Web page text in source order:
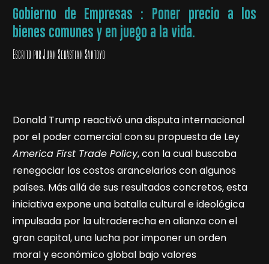
Gobierno de Empresas : Poner precio a los
bienes comunes y en juego a la vida.
Escrito por Juan Sebástian Santoyo
Donald Trump reactivó una disputa internacional
por el poder comercial con su propuesta de Ley
America First Trade Policy, con la cual buscaba
renegociar los costos arancelarios con algunos
países. Más allá de sus resultados concretos, esta
iniciativa expone una batalla cultural e ideológica
impulsada por la ultraderecha en alianza con el
gran capital, una lucha por imponer un orden
moral y económico global bajo valores